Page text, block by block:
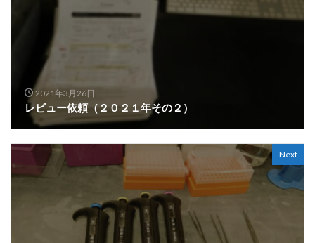
2021年3月26日
レビュー依頼（２０２１年その２）
Next